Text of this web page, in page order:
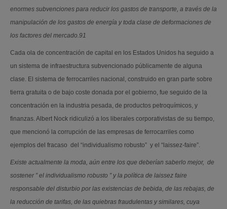
enormes subvenciones para reducir los gastos de transporte, a través de la
manipulación de los gastos de energía y toda clase de deformaciones de
los factores del mercado.91
Cada ola de concentración de capital en los Estados Unidos ha seguido a
un sistema de infraestructura subvencionado públicamente de alguna
clase. El sistema de ferrocarriles nacional, construido en gran parte sobre
tierra gratuita o de bajo coste donada por el gobierno, fue seguido de la
concentración en la industria pesada, de productos petroquímicos, y
finanzas. Albert Nock ridiculizó a los liberales corporativistas de su tiempo,
que mencionó la corrupción de las empresas de ferrocarriles como
ejemplos del fracaso del “individualismo robusto” y el “laissez-faire”.
Existe actualmente la moda, aún entre los que deberían saberlo mejor, de
sostener ” el individualismo robusto ” y la política de laissez faire
responsable del disturbio por las existencias de bebida, de las rebajas, de
la reducción de tarifas, de las quiebras fraudulentas y similares, cuya